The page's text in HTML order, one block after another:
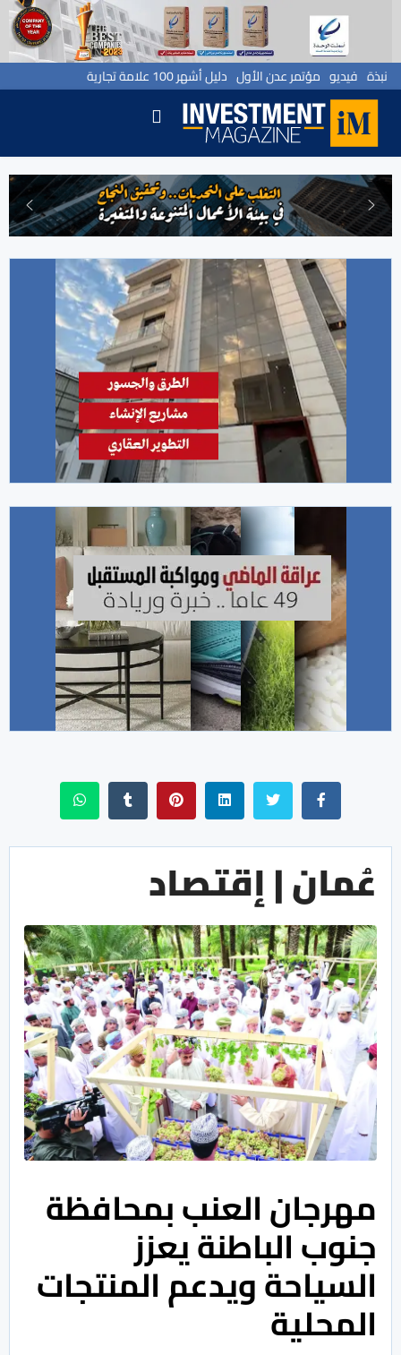
نبذة فيديو مؤتمر عدن الأول دليل أشهر 100 علامة تجارية
عُمان | إقتصاد
مهرجان العنب بمحافظة
جنوب الباطنة يعزز
السياحة ويدعم المنتجات
المحلية